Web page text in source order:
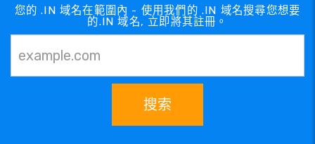
您的 .IN 域名在範圍內 - 使用我們的 .IN 域名搜尋您想要
的.IN 域名, 立即將其註冊。
搜索